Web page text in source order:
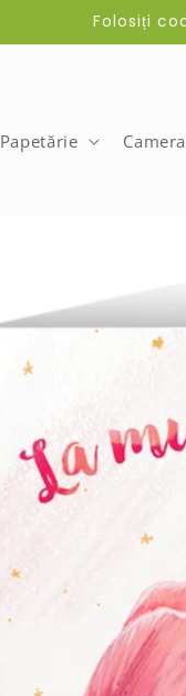
Folosiți
Papetărie